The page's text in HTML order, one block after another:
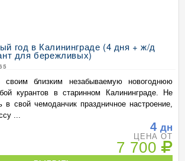
год в Калининграде (4 дня + ж/д
для бережливых)
своим близким незабываемую новогоднюю
курантов в старинном Калининграде. Не
в свой чемоданчик праздничное настроение,
...
4 дн
ЦЕНА ОТ
7 700